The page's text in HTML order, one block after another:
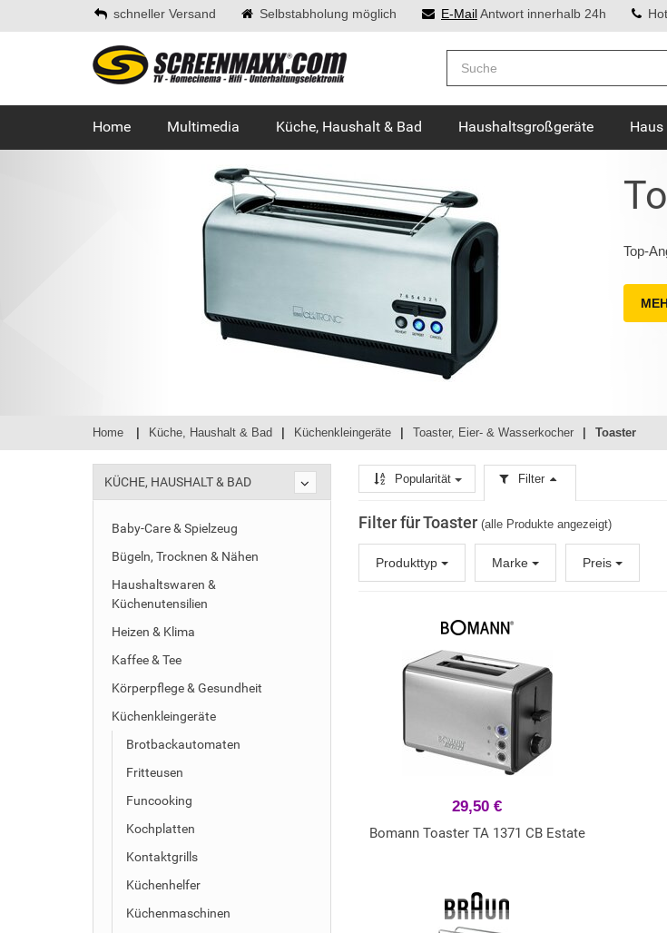
schneller Versand Selbstabholung möglich E-MailAntwort innerhalb 24h
Home Multimedia Küche, Haushalt & Bad Haushaltsgroßgeräte Haus
Top-
Home Küche, Haushalt & Bad Küchenkleingeräte Toaster, Eier- & Wasserkocher Toaster
KÜCHE, HAUSHALT & BAD
Baby-Care & Spielzeug
Bügeln, Trocknen & Nähen
Haushaltswaren &
Küchenutensilien
Heizen & Klima
Kaffee & Tee
Körperpflege & Gesundheit
Küchenkleingeräte
Brotbackautomaten
Fritteusen
Funcooking
Kochplatten
Kontaktgrills
Küchenhelfer
Küchenmaschinen
Popularität Filter
Filter für Toaster (alle Produkte angezeigt)
Produkttyp Marke Preis
29,50 €
Bomann Toaster TA 1371 CB Estate